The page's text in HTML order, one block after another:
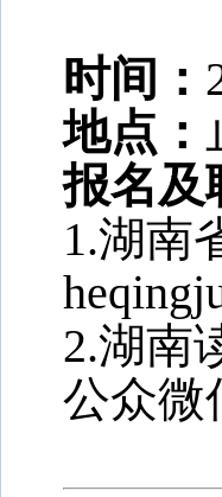
时间：
地点：
报名及
1.湖南
2.湖南
公众微